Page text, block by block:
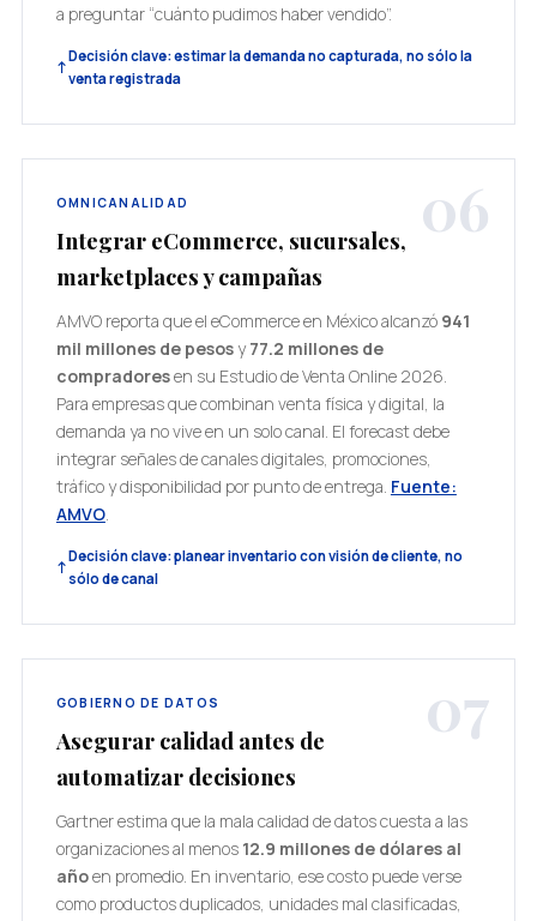
a preguntar “cuánto pudimos haber vendido”.
Decisión clave: estimar la demanda no capturada, no sólo la
venta registrada
06
OMNICANALIDAD
Integrar eCommerce, sucursales,
marketplaces y campañas
AMVO reporta que el eCommerce en México alcanzó 941
mil millones de pesosy77.2 millones de
compradoresen su Estudio de Venta Online 2026.
Para empresas que combinan venta física y digital, la
demanda ya no vive en un solo canal. El forecast debe
integrar señales de canales digitales, promociones,
tráfico y disponibilidad por punto de entrega. Fuente:
AMVO.
Decisión clave: planear inventario con visión de cliente, no
sólo de canal
07
GOBIERNO DE DATOS
Asegurar calidad antes de
automatizar decisiones
Gartner estima que la mala calidad de datos cuesta a las
organizaciones al menos 12.9 millones de dólares al
añoen promedio. En inventario, ese costo puede verse
como productos duplicados, unidades mal clasificadas,